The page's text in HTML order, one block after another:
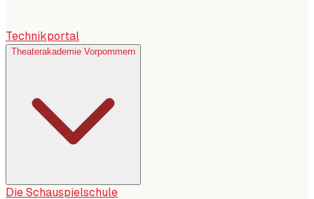
Technikportal
Theaterakademie Vorpommern
Die Schauspielschule